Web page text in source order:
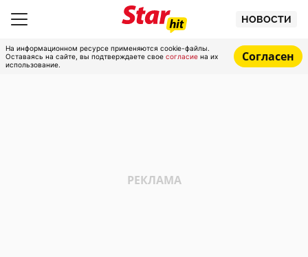
НОВОСТИ
На информационном ресурсе применяются cookie-файлы.
Оставаясь на сайте, вы подтверждаете свое согласие на их
использование.
Согласен